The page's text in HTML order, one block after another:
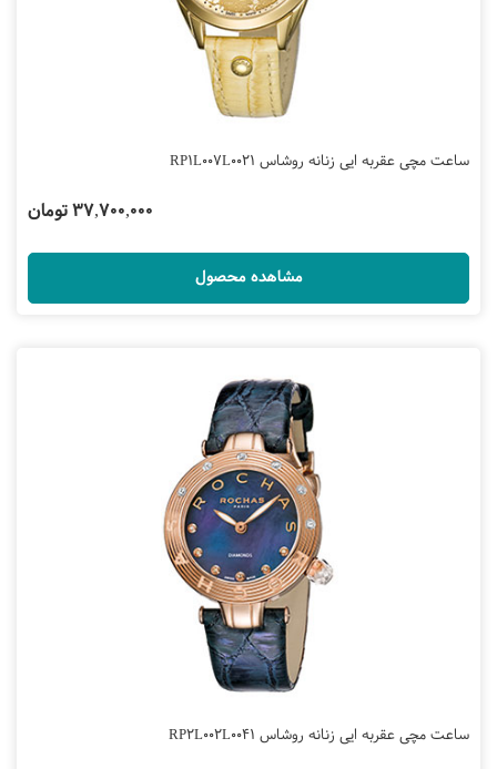
ساعت مچی عقربه ایی زنانه روشاس RP1L007L0021
37,700,000 تومان
مشاهده محصول
ساعت مچی عقربه ایی زنانه روشاس RP2L002L0041